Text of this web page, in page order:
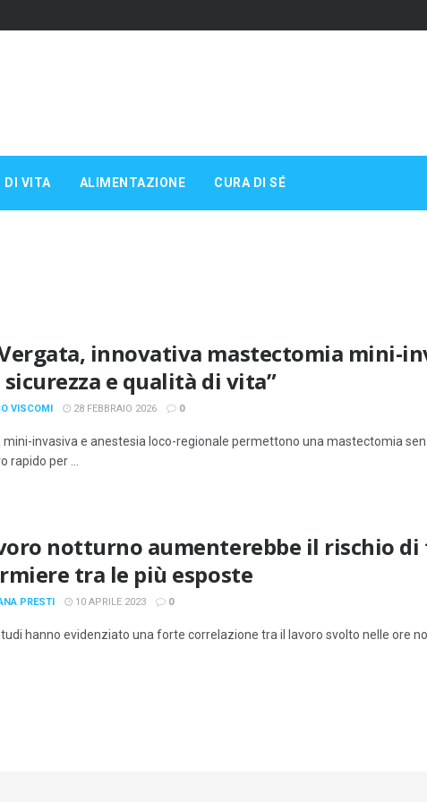
DI VITA ALIMENTAZIONE CURA DI SÉ
innovativa mastectomia mini-
sicurezza e qualità di vita”
VISCOMI 28 FEBBRAIO 2026 0
mini-invasiva e anestesia loco-regionale permettono una mastectomia
rapido per ...
notturno aumenterebbe il rischio di
tra le più esposte
PRESTI 10 APRILE 2023 0
hanno evidenziato una forte correlazione tra il lavoro svolto nelle ore